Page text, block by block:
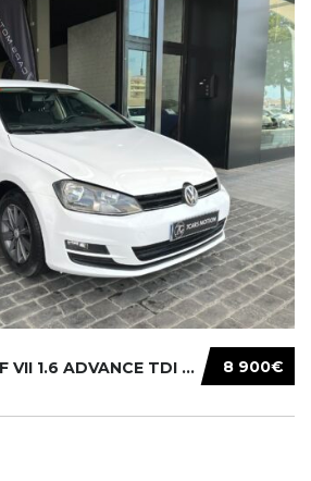
8 900€
VOLKSWAGEN GOLF VII 1.6 ADVANCE TDI 105CV BM...